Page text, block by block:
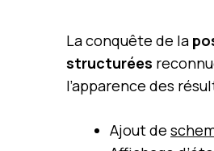
La conquête de la
structurées
l’apparence des
Ajout de